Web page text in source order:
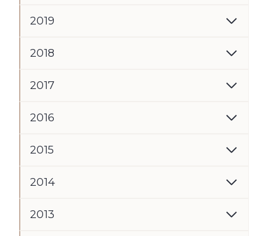
2019
2018
2017
2016
2015
2014
2013